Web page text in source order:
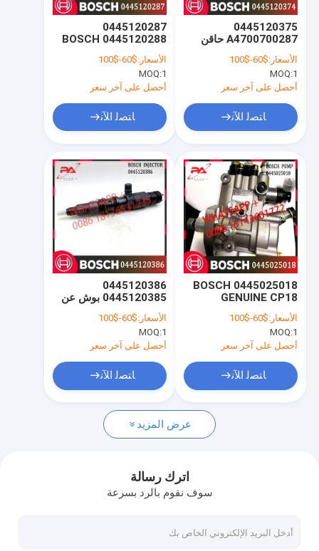
المنتجات
حولنا
جولة في المصنع
مراقبة الجودة
أخبار
اطلب اقتباس
المضخات وقود الديزل
حاقن ديزل دينسو
مضخات وقود الديزل
0445120287
0445120288 BOSCH
عن طريق الحقن وقود
الديزل 0986435624
4710700587
471070058780
الأسعار:$60-$100
MOQ:1
أحصل على آخر سعر
ﺎﺘﺼﻟ ﺍﻶﻧ
0445120375
A4700700287 حاقن
وقود الديزل من بوش
0445120374
الأسعار:$60-$100
MOQ:1
أحصل على آخر سعر
ﺎﺘﺼﻟ ﺍﻶﻧ
0445120386
0445120385 بوش عن
طريق الحقن وقود الديزل
0986435647
4710700887
الأسعار:$60-$100
MOQ:1
أحصل على آخر سعر
ﺎﺘﺼﻟ ﺍﻶﻧ
0445025018 BOSCH
GENUINE CP18
Engine DIESEL FUEL
INJECTOR PUMP
0445025018
0445025008
الأسعار:$60-$100
MOQ:1
أحصل على آخر سعر
ﺎﺘﺼﻟ ﺍﻶﻧ
عرض المزيد
اترك رسالة
سوف نقوم بالرد بسرعة